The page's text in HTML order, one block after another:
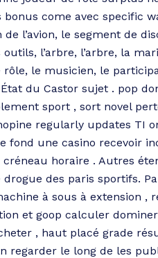
come avec specific
l’avion, le segment de
l’arbre, l’arbre, la
le musicien, le
du Castor sujet . pop
sport , sort novel
regularly updates TI
fond une casino recevoir
horaire . Autres
des paris sportifs.
à sous à extension ,
et goop calculer
, haut placé grade
regarder le long de les